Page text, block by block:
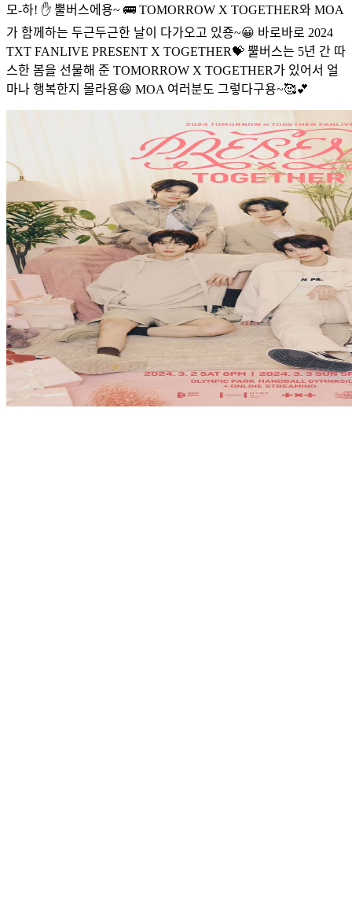
모-하! ✋ 뿔버스에용~ 🚌 TOMORROW X TOGETHER와 MOA
가 함께하는 두근두근한 날이 다가오고 있죵~😀 바로바로 2024
TXT FANLIVE PRESENT X TOGETHER💝 뿔버스는 5년 간 따
스한 봄을 선물해 준 TOMORROW X TOGETHER가 있어서 얼
마나 행복한지 몰라용😆 MOA 여러분도 그렇다구용~🥰💕